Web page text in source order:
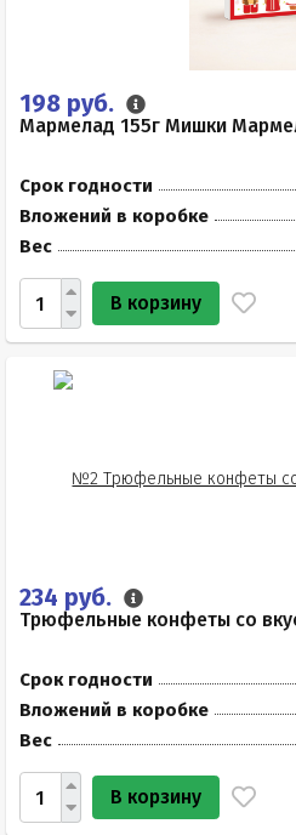
198 руб.
Мармелад 155г Мишки
Срок годности
Вложений в коробке
Вес
В корзину
234 руб.
Трюфельные конфеты со
Срок годности
Вложений в коробке
Вес
В корзину